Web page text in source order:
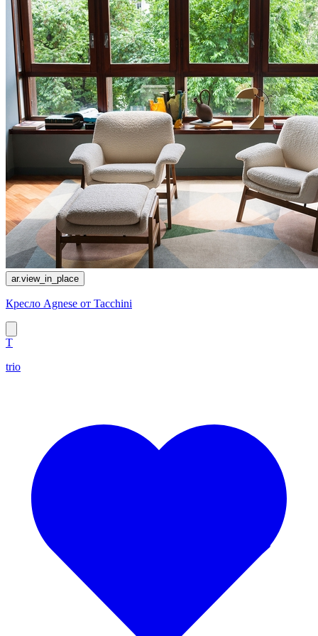
ar.view_in_place
Кресло Agnese от Tacchini
T
trio